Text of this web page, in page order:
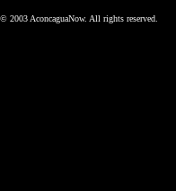
© 2003 AconcaguaNow. All rights reserved.